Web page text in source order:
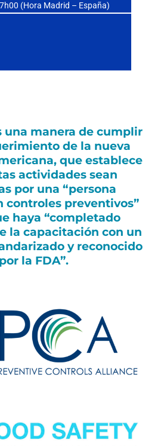
(Hora Madrid – España)
una manera de cumplir
de la nueva
que establece
actividades sean
por una “persona
controles preventivos”
haya “completado
la capacitación con un
y reconocido
por la FDA”.